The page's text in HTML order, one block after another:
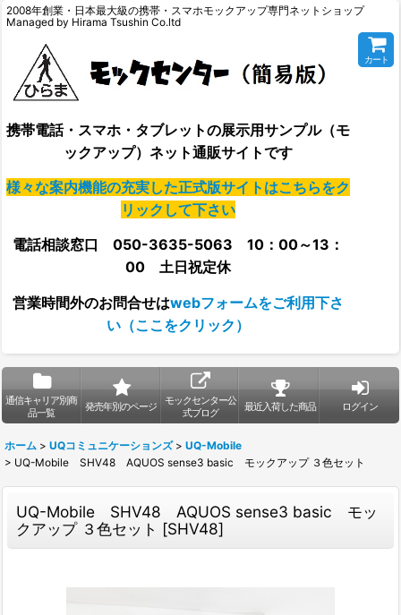
2008年創業・日本最大級の携帯・スマホモックアップ専門ネットショップ
Managed by Hirama Tsushin Co.ltd
携帯電話・スマホ・タブレットの展示用サンプル（モ
ックアップ）ネット通販サイトです
様々な案内機能の充実した正式版サイトはこちらをク
リックして下さい
電話相談窓口 050-3635-5063 10：00～13：
00 土日祝定休
営業時間外のお問合せはwebフォームをご利用下さ
い（ここをクリック）
カート
通信キャリア別商
品一覧
発売年別のページ
モックセンター公
式ブログ
最近入荷した商品 ログイン
ホーム > UQコミュニケーションズ > UQ-Mobile
> UQ-Mobile SHV48 AQUOS sense3 basic モックアップ ３色セット
UQ-Mobile SHV48 AQUOS sense3 basic モッ
クアップ ３色セット [SHV48]